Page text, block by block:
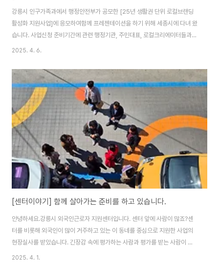
강릉시 인구가족과에서 행정안전부가 공모한 [25년 생활권 단위 로컬브랜딩
활성화 지원사업]에 응모하여함께 프레젠테이션을 하기 위해 세종시에 다녀 왔
습니다. 사업신청 준비기간에 관련 행정기관, 주민대표, 로컬크리에이터들과
만나 숙의하였고,심사위원들의 현장실사를 협업하여 받아 내었습니다. 전국의
른 지자체에서는 담당부서장과 주무관, 전문가, 주민 한분 정도 참여하였는데
저희는 부시장님을 필두로 복지민원국장, 인구가족과장, 인구정책계장, 그로티
대표와 저까지 모두 여섯명이 참여하였고, 부시장님이 직접 PT발표를 하셨습
니다.부시장님은 행안부에서 17년동안 근무를 하셨다고도 합니다. 비록 지역
상품개발을 더 중요하게 생각하는 것 같은 심사위원도..
2025. 4. 6.
[센터이야기] 함께 살아가는 준비를 하고 있습니다.
안녕하세요.강릉시 외국인근로자 지원센터입니다. 센터 앞에 사람이 많죠?센
터를 비롯해 외국인이 많이 거주하고 있는 이 동네를 중심으로 지원한 사업의
현장실사를 받았습니다. 긴장감 속에 평가하는 사람과 평가를 받는 사람이 마
주하고 이런 저런 이야기를 나눴습니다. 결과가 어찌 나오던, 함께 살아가기 위
2025. 4. 1.